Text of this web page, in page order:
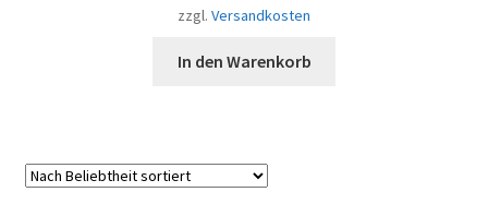
zzgl. Versandkosten
In den Warenkorb